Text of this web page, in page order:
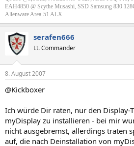
EAH4850 @ Scythe Musashi, SSD Samsung 830
Alienware Area-51 ALX
serafen666
Lt. Commander
8. August 2007
@Kickboxer
Ich würde Dir raten, nur den Display-
myDisplay zu installieren - bei mir
nicht ausgebremst, allerdings traten
auf, die nach Deinstallation von